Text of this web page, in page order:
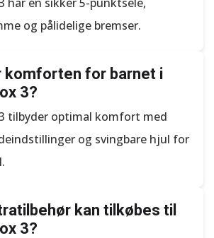
og pålidelige bremser.
komforten for barnet i
3?
tilbyder optimal komfort med
og svingbare hjul for
kan tilkøbes til
3?